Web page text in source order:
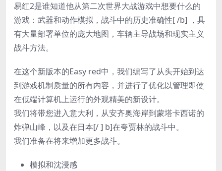
易红2是谁知道他从第二次世界大战游戏中想要什么的
游戏：武器和动作模拟，战斗中的历史准确性[ /b] ，具
有大量部署单位的庞大地图，车辆主导战场和现实主义
战斗方法。
在这个新版本的Easy red中，我们编写了从头开始到达
到游戏机制质量的所有内容，并进行了优化以管理即使
在低端计算机上运行的外观精美的新设计。
我们将带您进入意大利，从安齐奥海岸到蒙塔卡西诺的
炸弹山峰，以及在日本[/ ] b]在夸贾林的战斗中。
我们准备在将来增加更多战斗。
模拟和沈浸感